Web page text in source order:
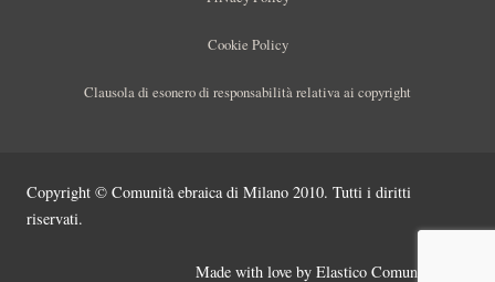
Cookie Policy
Clausola di esonero di responsabilità relativa ai copyright
Copyright © Comunità ebraica di Milano 2010. Tutti i diritti
riservati.
Made with love by Elastico Comunicazione